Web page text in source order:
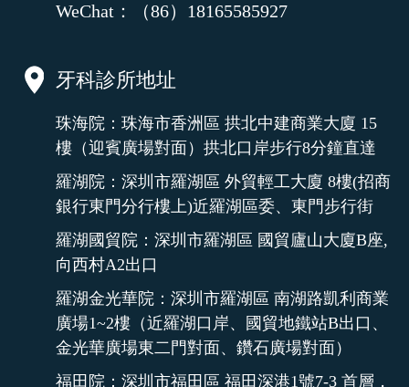
WeChat：（86）18165585927
牙科診所地址
珠海院：珠海市香洲區 拱北中建商業大廈 15
樓（迎賓廣場對面）拱北口岸步行8分鐘直達
羅湖院：深圳市羅湖區 外貿輕工大廈 8樓(招商
銀行東門分行樓上)近羅湖區委、東門步行街
羅湖國貿院：深圳市羅湖區 國貿廬山大廈B座,
向西村A2出口
羅湖金光華院：深圳市羅湖區 南湖路凱利商業
廣場1~2樓（近羅湖口岸、國貿地鐵站B出口、
金光華廣場東二門對面、鑽石廣場對面）
福田院：深圳市福田區 福田深港1號7-3 首層，